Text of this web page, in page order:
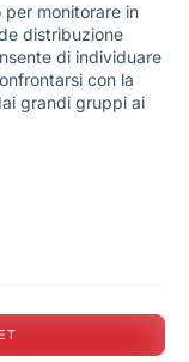
monitorare in
distribuzione
di individuare
con la
grandi gruppi ai